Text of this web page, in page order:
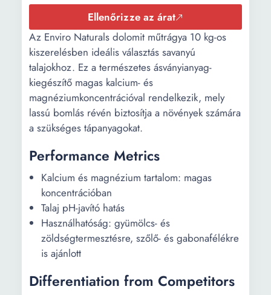
Ellenőrizze az árat
Az Enviro Naturals dolomit műtrágya 10 kg-os
kiszerelésben ideális választás savanyú
talajokhoz. Ez a természetes ásványianyag-
kiegészítő magas kalcium- és
magnéziumkoncentrációval rendelkezik, mely
lassú bomlás révén biztosítja a növények számára
a szükséges tápanyagokat.
Performance Metrics
Kalcium és magnézium tartalom: magas
koncentrációban
Talaj pH-javító hatás
Használhatóság: gyümölcs- és
zöldségtermesztésre, szőlő- és gabonafélékre
is ajánlott
Differentiation from Competitors